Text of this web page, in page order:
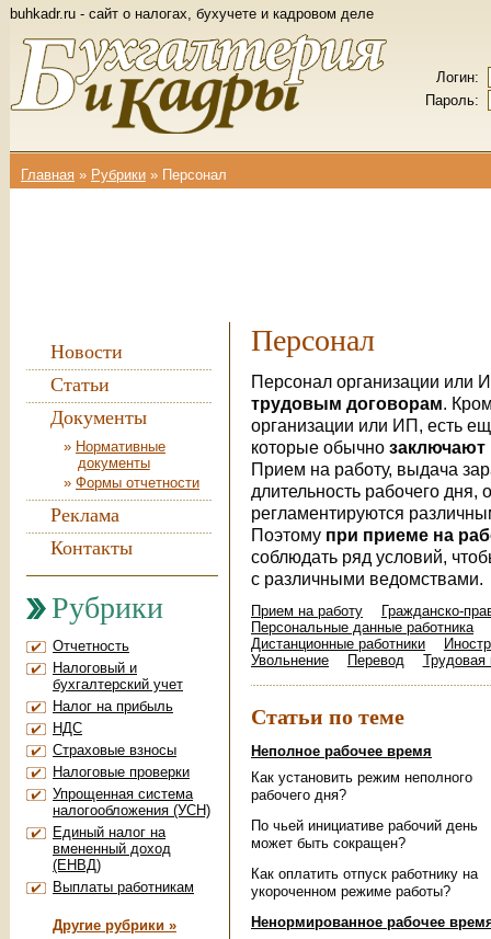
buhkadr.ru - сайт о налогах, бухучете и кадровом деле
Логин:
Пароль:
Вы здесь
Главная » Рубрики » Персонал
Новости
Статьи
Документы
Нормативные
документы
Формы отчетности
Реклама
Контакты
Рубрики
Отчетность
Налоговый и
бухгалтерский учет
Налог на прибыль
НДС
Страховые взносы
Налоговые проверки
Упрощенная система
налогообложения (УСН)
Единый налог на
вмененный доход
(ЕНВД)
Выплаты работникам
Другие рубрики »
Персонал
Персонал организации или
трудовым договорам.
организации или ИП, есть
которые обычно заключают
Прием на работу, выдача
длительность рабочего дня,
регламентируются
Поэтому при приеме на
соблюдать ряд условий,
с различными ведомствами.
Прием на работу
Гражданско-
Персональные данные работника
Дистанционные работники
Увольнение
Перевод Трудовая
Статьи по теме
Неполное рабочее время
Как установить режим неполного
рабочего дня?
По чьей инициативе рабочий день
может быть сокращен?
Как оплатить отпуск работнику на
укороченном режиме работы?
Ненормированное рабочее